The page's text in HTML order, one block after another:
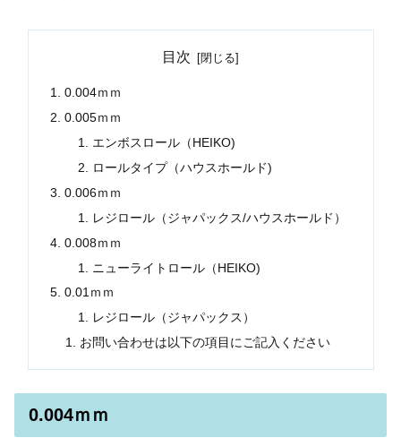
目次
0.004ｍｍ
0.005ｍｍ
エンボスロール（HEIKO)
ロールタイプ（ハウスホールド)
0.006ｍｍ
レジロール（ジャパックス/ハウスホールド）
0.008ｍｍ
ニューライトロール（HEIKO)
0.01ｍｍ
レジロール（ジャパックス）
お問い合わせは以下の項目にご記入ください
0.004ｍｍ